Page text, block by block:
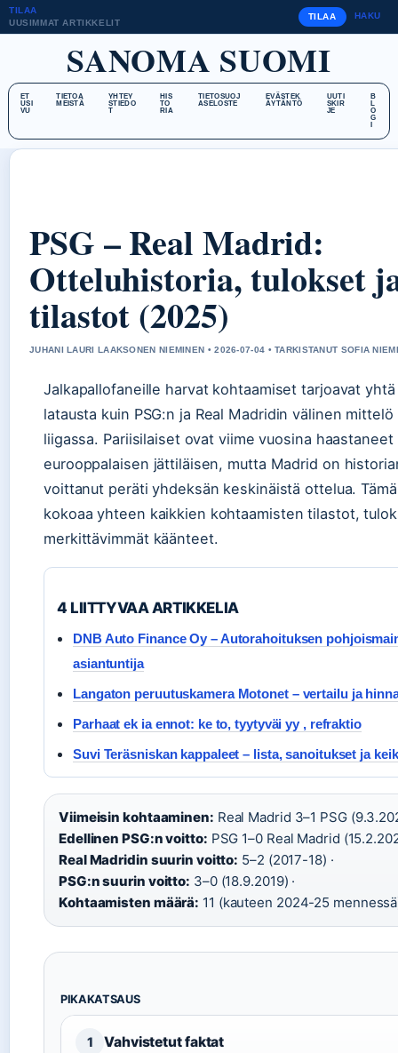
TILAA
UUSIMMAT ARTIKKELIT
TILAA HAKU
SANOMA SUOMI
ET
USI
VU
TIETOA
MEISTÄ
YHTEY
STIEDO
T
HIS
TO
RIA
TIETOSUOJ
ASELOSTE
EVÄSTEK
ÄYTÄNTÖ
UUTI
SKIR
JE
B
L
O
G
PSG – Real Madrid:
Otteluhistoria, tulokset
tilastot (2025)
JUHANI LAURI LAAKSONEN NIEMINEN • 2026-07-04 • TARKISTANUT SOFIA NIEMI
Jalkapallofaneille harvat kohtaamiset tarjoavat
latausta kuin PSG:n ja Real Madridin välinen
liigassa. Pariisilaiset ovat viime vuosina haastaneet
eurooppalaisen jättiläisen, mutta Madrid on
voittanut peräti yhdeksän keskinäistä ottelua.
kokoaa yhteen kaikkien kohtaamisten tilastot,
merkittävimmät käänteet.
4 LIITTYVAA ARTIKKELIA
DNB Auto Finance Oy – Autorahoituksen
asiantuntija
Langaton peruutuskamera Motonet – vertailu ja
Parhaat ek ia ennot: ke to, tyytyväi yy , refraktio
Suvi Teräsniskan kappaleet – lista, sanoitukset ja
Viimeisin kohtaaminen: Real Madrid 3–1 PSG
Edellinen PSG:n voitto: PSG 1–0 Real Madrid
Real Madridin suurin voitto: 5–2 (2017-18) ·
PSG:n suurin voitto: 3–0 (18.9.2019) ·
Kohtaamisten määrä: 11 (kauteen 2024-25
PIKAKATSAUS
1 Vahvistetut faktat